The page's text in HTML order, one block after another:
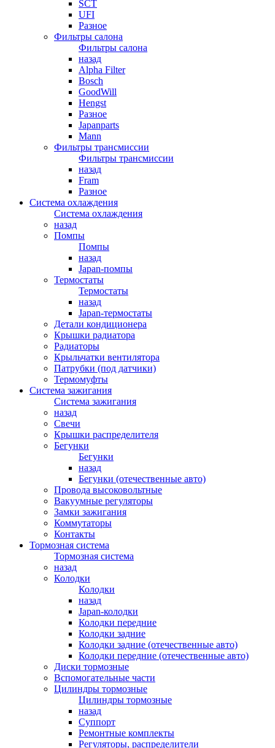
SCT
UFI
Разное
Фильтры салона
Фильтры салона
назад
Alpha Filter
Bosch
GoodWill
Hengst
Разное
Japanparts
Mann
Фильтры трансмиссии
Фильтры трансмиссии
назад
Fram
Разное
Система охлаждения
Система охлаждения
назад
Помпы
Помпы
назад
Japan-помпы
Термостаты
Термостаты
назад
Japan-термостаты
Детали кондиционера
Крышки радиатора
Радиаторы
Крыльчатки вентилятора
Патрубки (под датчики)
Термомуфты
Система зажигания
Система зажигания
назад
Свечи
Крышки распределителя
Бегунки
Бегунки
назад
Бегунки (отечественные авто)
Провода высоковольтные
Вакуумные регуляторы
Замки зажигания
Коммутаторы
Контакты
Тормозная система
Тормозная система
назад
Колодки
Колодки
назад
Japan-колодки
Колодки передние
Колодки задние
Колодки задние (отечественные авто)
Колодки передние (отечественные авто)
Диски тормозные
Вспомогательные части
Цилиндры тормозные
Цилиндры тормозные
назад
Суппорт
Ремонтные комплекты
Регуляторы, распределители